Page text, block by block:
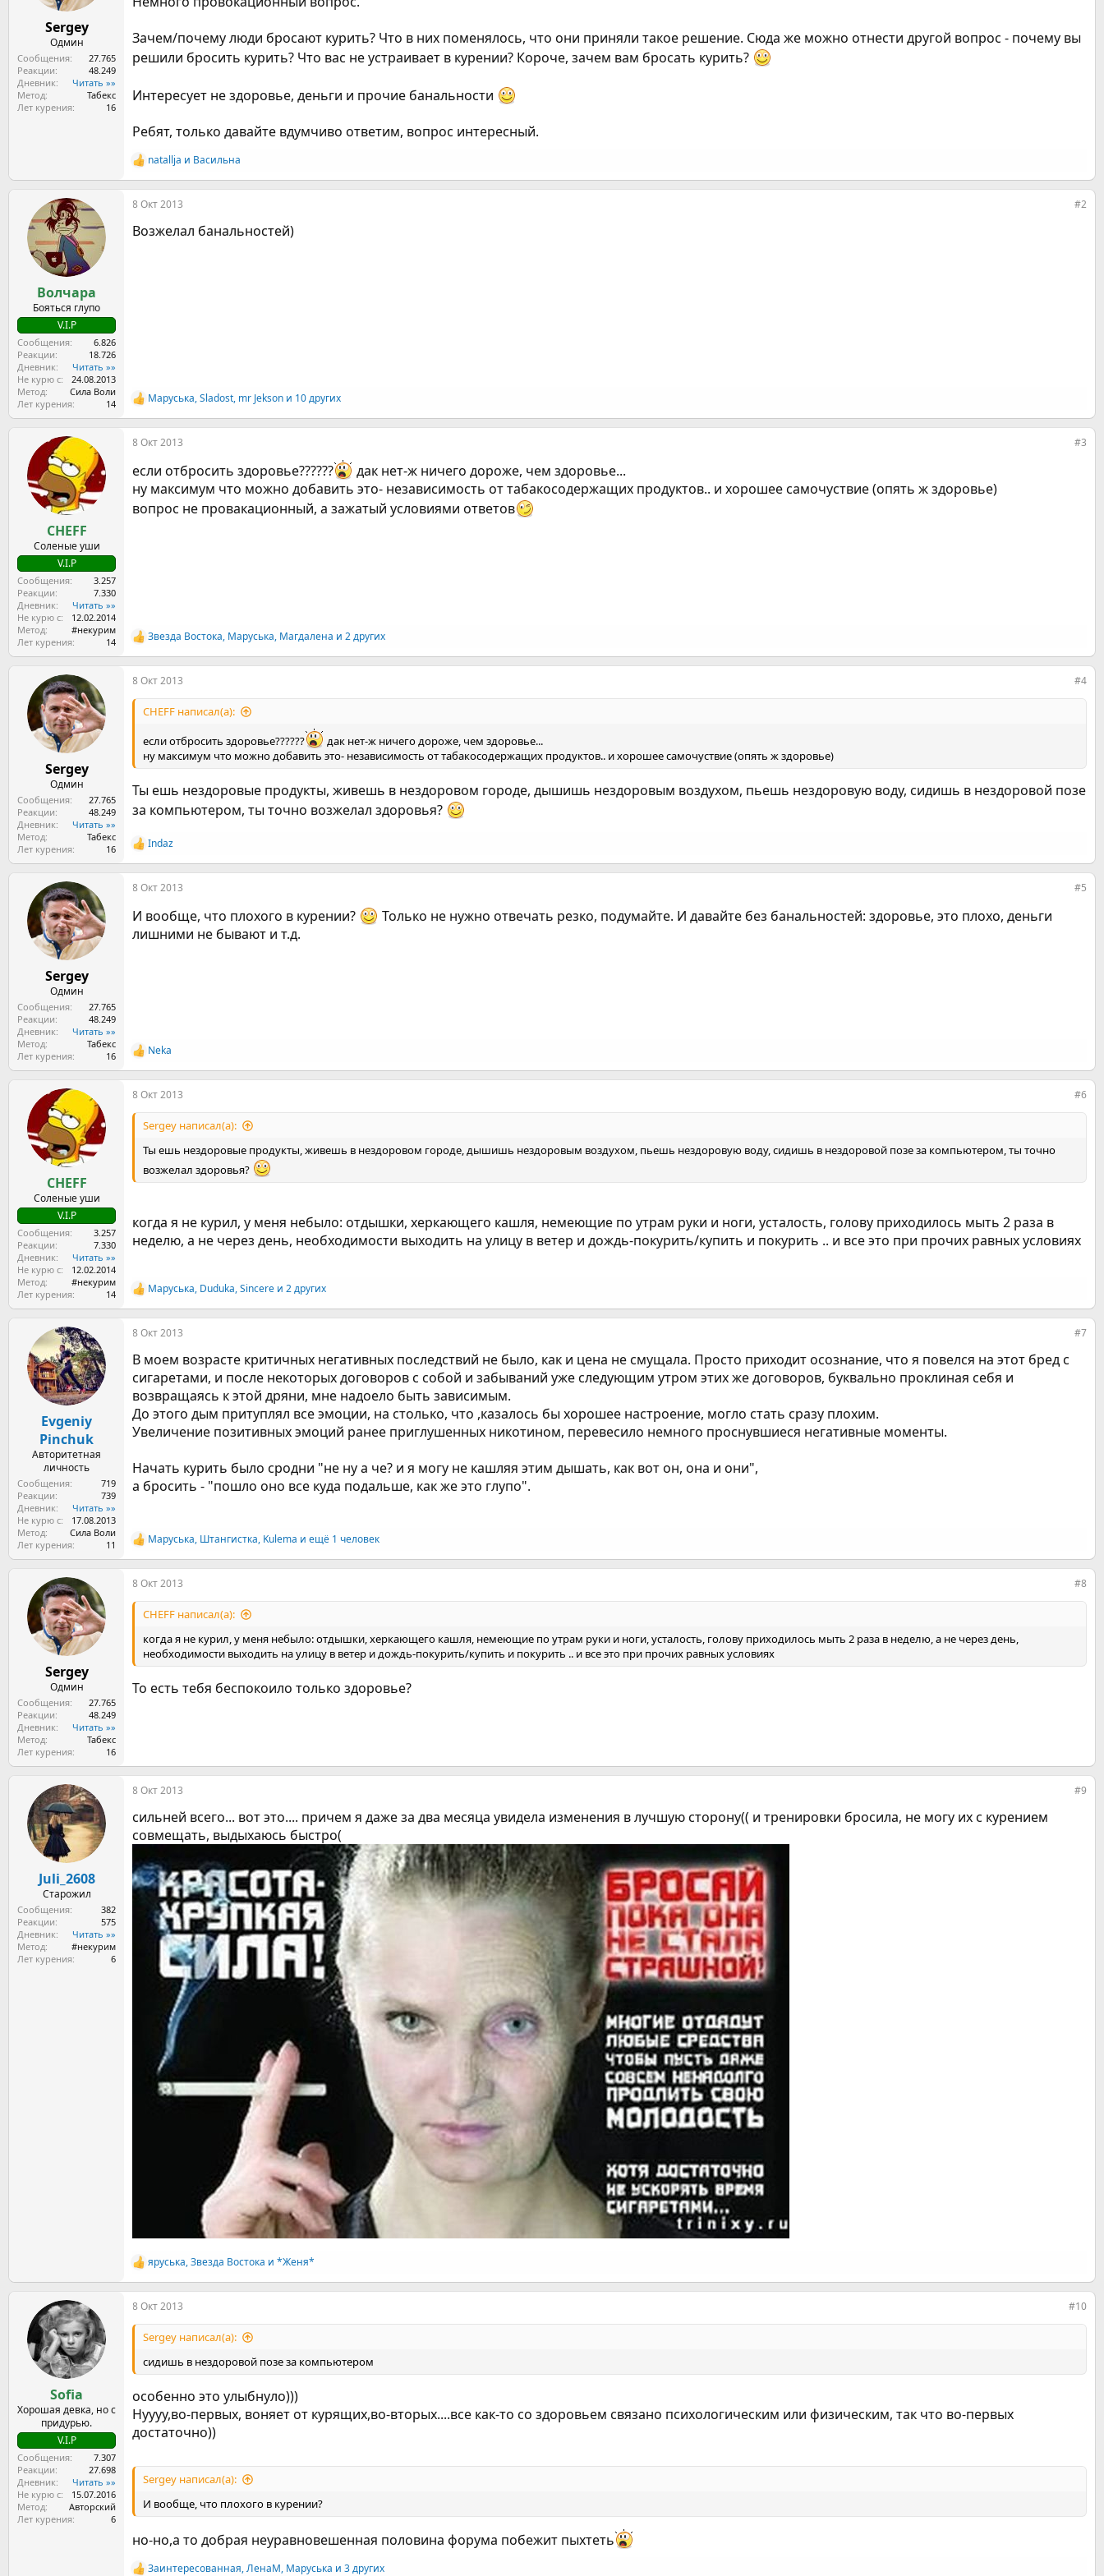
а
Sergey
Одмин
Сообщения
27.765
Реакции
48.249
Дневник
Читать »»
Метод
Табекс
Лет курения
16
Зачем/почему люди бросают курить? Что в них поменялось, что они приняли такое решение. Сюда же можно отнести другой вопрос - почему вы
решили бросить курить? Что вас не устраивает в курении? Короче, зачем вам бросать курить?
Интересует не здоровье, деньги и прочие банальности
Ребят, только давайте вдумчиво ответим, вопрос интересный.
Р
е
а
к
и
natallja и Васильна
Волчара
Бояться глупо
V.I.P
Сообщения
6.826
Реакции
18.726
Дневник
Читать »»
Не курю с
24.08.2013
Метод
Сила Воли
Лет курения
14
8 Окт 2013 #2
Возжелал банальностей)
Р
е
а
к
и
:
Маруська,Sladost, mr Jekson и 10 других
CHEFF
Соленые уши
V.I.P
Сообщения
3.257
Реакции
7.330
Дневник
Читать »»
Не курю с
12.02.2014
Метод
#некурим
Лет курения
14
8 Окт 2013 #3
если отбросить здоровье??????
дак нет-ж ничего дороже, чем здоровье...
ну максимум что можно добавить это- независимость от табакосодержащих продуктов.. и хорошее самочуствие (опять ж здоровье)
вопрос не провакационный, а зажатый условиями ответов
Р
е
а
к
Звезда Востока, Маруська, Магдалена и 2 других
Sergey
Одмин
Сообщения
27.765
Реакции
48.249
Дневник
Читать »»
Метод
Табекс
Лет курения
16
8 Окт 2013 #4
CHEFF написал(а):
если отбросить здоровье??????
дак нет-ж ничего дороже, чем здоровье...
ну максимум что можно добавить это- независимость от табакосодержащих продуктов.. и хорошее самочуствие (опять ж здоровье)
Ты ешь нездоровые продукты, живешь в нездоровом городе, дышишь нездоровым воздухом, пьешь нездоровую воду, сидишь в нездоровой позе
за компьютером, ты точно возжелал здоровья?
Р
е
а
к
и
:
Indaz
Sergey
Одмин
Сообщения
27.765
Реакции
48.249
Дневник
Читать »»
Метод
Табекс
Лет курения
16
8 Окт 2013 #5
И вообще, что плохого в курении?
Только не нужно отвечать резко, подумайте. И давайте без банальностей: здоровье, это плохо, деньги
лишними не бывают и т.д.
Р
е
а
к
Neka
CHEFF
Соленые уши
V.I.P
Сообщения
3.257
Реакции
7.330
Дневник
Читать »»
Не курю с
12.02.2014
Метод
#некурим
Лет курения
14
8 Окт 2013 #6
Sergey написал(а):
Ты ешь нездоровые продукты, живешь в нездоровом городе, дышишь нездоровым воздухом, пьешь нездоровую воду, сидишь в нездоровой позе за компьютером, ты точно
возжелал здоровья?
когда я не курил, у меня небыло: отдышки, херкающего кашля, немеющие по утрам руки и ноги, усталость, голову приходилось мыть 2 раза в
неделю, а не через день, необходимости выходить на улицу в ветер и дождь-покурить/купить и покурить .. и все это при прочих равных условиях
Р
е
а
к
и
и
:
Маруська, Duduka,Sincere и 2 других
Evgeniy
Pinchuk
Авторитетная
личность
Сообщения
719
Реакции
739
Дневник
Читать »»
Не курю с
17.08.2013
Метод
Сила Воли
Лет курения
11
8 Окт 2013 #7
В моем возрасте критичных негативных последствий не было, как и цена не смущала. Просто приходит осознание, что я повелся на этот бред c
сигаретами, и после некоторых договоров с собой и забываний уже следующим утром этих же договоров, буквально проклиная себя и
возвращаясь к этой дряни, мне надоело быть зависимым.
До этого дым притуплял все эмоции, на столько, что ,казалось бы хорошее настроение, могло стать сразу плохим.
Увеличение позитивных эмоций ранее приглушенных никотином, перевесило немного проснувшиеся негативные моменты.
Начать курить было сродни "не ну а че? и я могу не кашляя этим дышать, как вот он, она и они",
а бросить - "пошло оно все куда подальше, как же это глупо".
Р
е
а
к
Маруська, Штангистка, Kulema и ещё 1 человек
Sergey
Одмин
Сообщения
27.765
Реакции
48.249
Дневник
Читать »»
Метод
Табекс
Лет курения
16
8 Окт 2013 #8
CHEFF написал(а):
когда я не курил, у меня небыло: отдышки, херкающего кашля, немеющие по утрам руки и ноги, усталость, голову приходилось мыть 2 раза в неделю, а не через день,
необходимости выходить на улицу в ветер и дождь-покурить/купить и покурить .. и все это при прочих равных условиях
То есть тебя беспокоило только здоровье?
Juli_2608
Старожил
Сообщения
382
Реакции
575
Дневник
Читать »»
Метод
#некурим
Лет курения
6
8 Окт 2013 #9
сильней всего... вот это.... причем я даже за два месяца увидела изменения в лучшую сторону(( и тренировки бросила, не могу их с курением
совмещать, выдыхаюсь быстро(
Р
е
а
к
яруська,Звезда Востока и *Женя*
Sofia
Хорошая девка, но с
придурью.
V.I.P
Сообщения
7.307
Реакции
27.698
Дневник
Читать »»
Не курю с
15.07.2016
Метод
Авторский
Лет курения
6
8 Окт 2013 #10
Sergey написал(а):
сидишь в нездоровой позе за компьютером
особенно это улыбнуло)))
Нуууу,во-первых, воняет от курящих,во-вторых....все как-то со здоровьем связано психологическим или физическим, так что во-первых
достаточно))
Sergey написал(а):
И вообще, что плохого в курении?
но-но,а то добрая неуравновешенная половина форума побежит пыхтеть
Заинтересованная,ЛенаМ, Маруська и 3 других